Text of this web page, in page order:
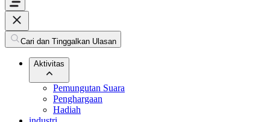
Cari dan Tinggalkan Ulasan
Aktivitas
Pemungutan Suara
Penghargaan
Hadiah